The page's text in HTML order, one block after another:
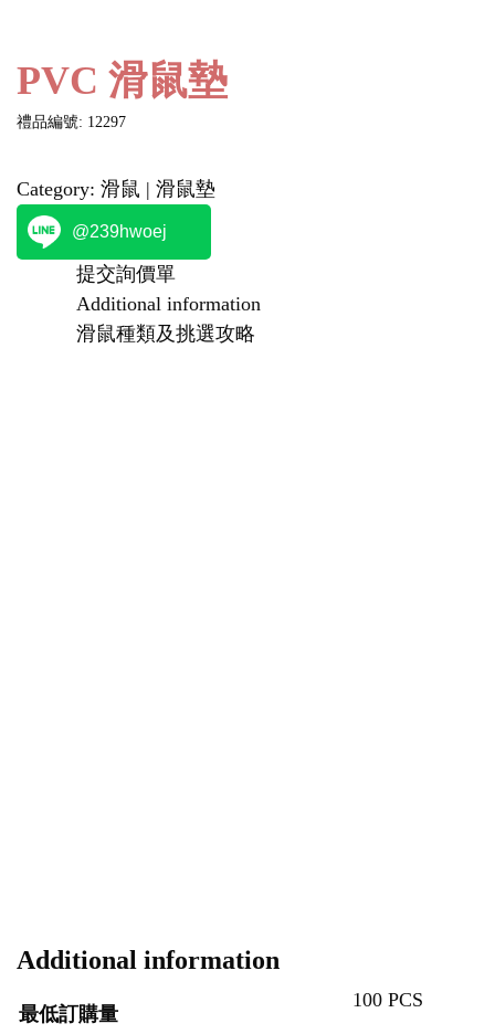
PVC 滑鼠墊
禮品編號: 12297
Category: 滑鼠 | 滑鼠墊
@239hwoej
提交詢價單
Additional information
滑鼠種類及挑選攻略
Additional information
最低訂購量
100 PCS